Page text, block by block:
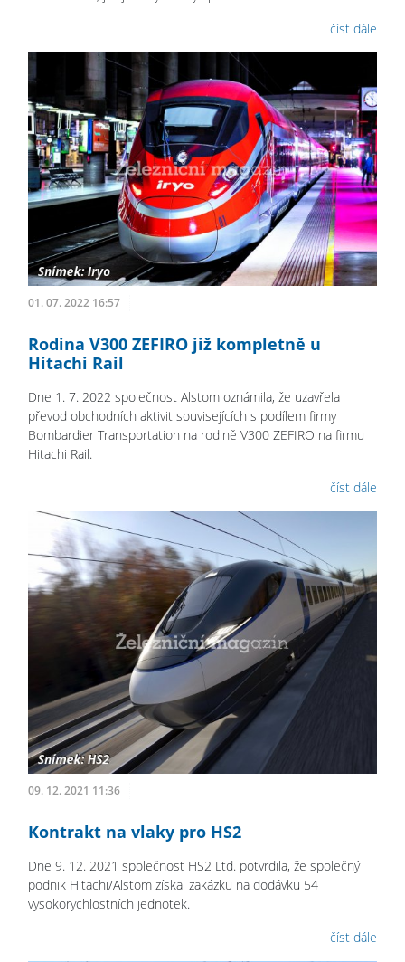
číst dále
01. 07. 2022 16:57
Rodina V300 ZEFIRO již kompletně u
Hitachi Rail
Dne 1. 7. 2022 společnost Alstom oznámila, že uzavřela
převod obchodních aktivit souvisejících s podílem firmy
Bombardier Transportation na rodině V300 ZEFIRO na firmu
Hitachi Rail.
číst dále
09. 12. 2021 11:36
Kontrakt na vlaky pro HS2
Dne 9. 12. 2021 společnost HS2 Ltd. potvrdila, že společný
podnik Hitachi/Alstom získal zakázku na dodávku 54
vysokorychlostních jednotek.
číst dále